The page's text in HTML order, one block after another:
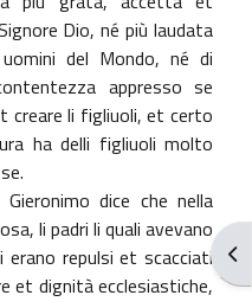
Dio, né più laudata
del Mondo, né di
appresso se
creare li figliuoli, et certo
ha delli figliuoli molto
dice che nella
li padri li quali avevano
erano repulsi et scacciati
et dignità ecclesiastiche,